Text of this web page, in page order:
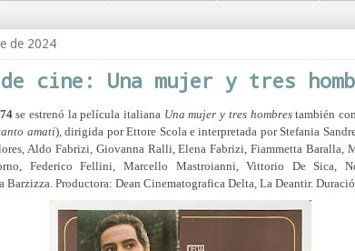
de 2024
cine: Una mujer y tres
se estrenó la película italiana Una mujer y tres hombrestambién
amati), dirigida por Ettore Scola e interpretada porStefania
Aldo Fabrizi, Giovanna Ralli, Elena Fabrizi,Fiammetta Baralla,
Federico Fellini, Marcello Mastroianni,Vittorio De Sica,
Barzizza. Productora: Dean Cinematografica Delta, La Deantir.